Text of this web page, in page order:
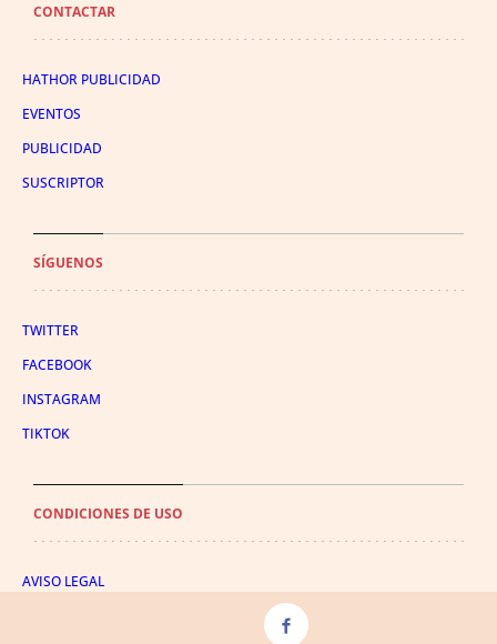
CONTACTAR
HATHOR PUBLICIDAD
EVENTOS
PUBLICIDAD
SUSCRIPTOR
SÍGUENOS
TWITTER
FACEBOOK
INSTAGRAM
TIKTOK
CONDICIONES DE USO
AVISO LEGAL